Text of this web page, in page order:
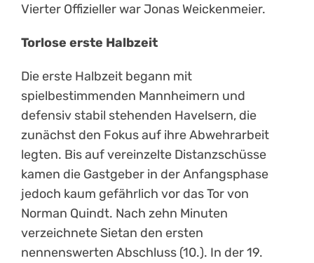
Vierter Offizieller war Jonas Weickenmeier.
Torlose erste Halbzeit
Die erste Halbzeit begann mit
spielbestimmenden Mannheimern und
defensiv stabil stehenden Havelsern, die
zunächst den Fokus auf ihre Abwehrarbeit
legten. Bis auf vereinzelte Distanzschüsse
kamen die Gastgeber in der Anfangsphase
jedoch kaum gefährlich vor das Tor von
Norman Quindt. Nach zehn Minuten
verzeichnete Sietan den ersten
nennenswerten Abschluss (10.). In der 19.